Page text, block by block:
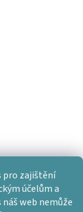
pro zajištění
účelům a
web nemůže